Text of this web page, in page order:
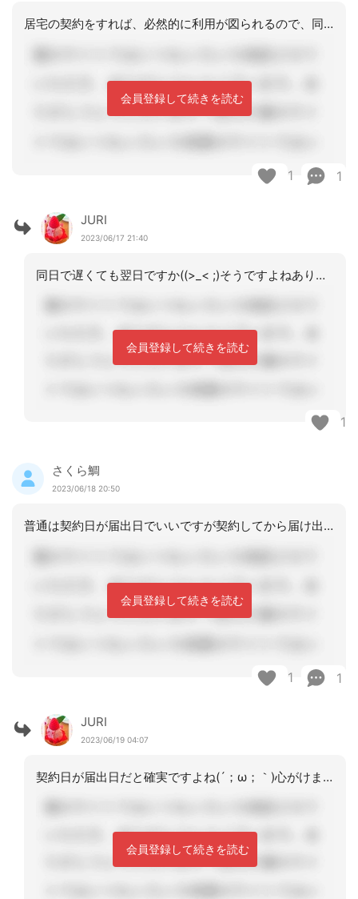
居宅の契約をすれば、必然的に利用が図られるので、同日で届出書を作成することがほと
会員登録して続きを読む
1 1
JURI
2023/06/17 21:40
同日で遅くても翌日ですか((>_< ;)そうですよねありがとうございます。
会員登録して続きを読む
1
さくら鯛
2023/06/18 20:50
普通は契約日が届出日でいいですが契約してから届け出をしても理論的には問題なさそう
会員登録して続きを読む
1 1
JURI
2023/06/19 04:07
契約日が届出日だと確実ですよね(´；ω；｀)心がけますありがとうございます。
会員登録して続きを読む